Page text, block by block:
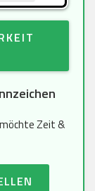
Zeit &